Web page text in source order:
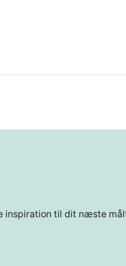
inspiration til dit næste